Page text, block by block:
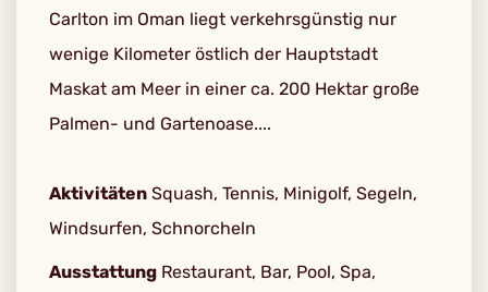
Carlton im Oman liegt verkehrsgünstig nur
wenige Kilometer östlich der Hauptstadt
Maskat am Meer in einer ca. 200 Hektar große
Palmen- und Gartenoase....
Aktivitäten Squash, Tennis, Minigolf, Segeln,
Windsurfen, Schnorcheln
Ausstattung Restaurant, Bar, Pool, Spa,